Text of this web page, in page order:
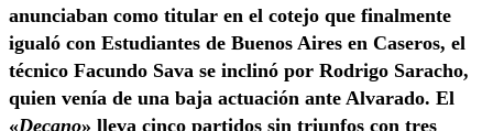
anunciaban como titular en el cotejo que finalmente
igualó con Estudiantes de Buenos Aires en Caseros, el
técnico Facundo Sava se inclinó por Rodrigo Saracho,
quien venía de una baja actuación ante Alvarado. El
«Decano» lleva cinco partidos sin triunfos con tres